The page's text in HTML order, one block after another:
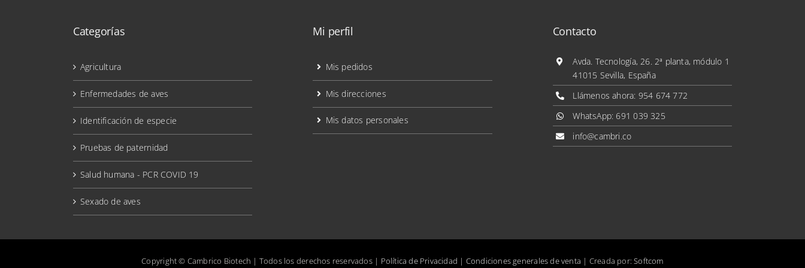
Categorías
Agricultura
Enfermedades de aves
Identificación de especie
Pruebas de paternidad
Salud humana - PCR COVID 19
Sexado de aves
Mi perfil
Mis pedidos
Mis direcciones
Mis datos personales
Contacto
Avda. Tecnología, 26. 2ª planta, módulo 1
41015 Sevilla, España
Llámenos ahora: 954 674 772
WhatsApp: 691 039 325
info@cambri.co
Copyright © Cambrico Biotech | Todos los derechos reservados | Política de Privacidad | Condiciones generales de venta | Creada por:Softcom